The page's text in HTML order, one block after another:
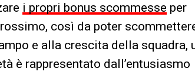
i propri bonus scommesse per
così da poter
e alla crescita della squadra,
è rappresentato dall’entusiasmo